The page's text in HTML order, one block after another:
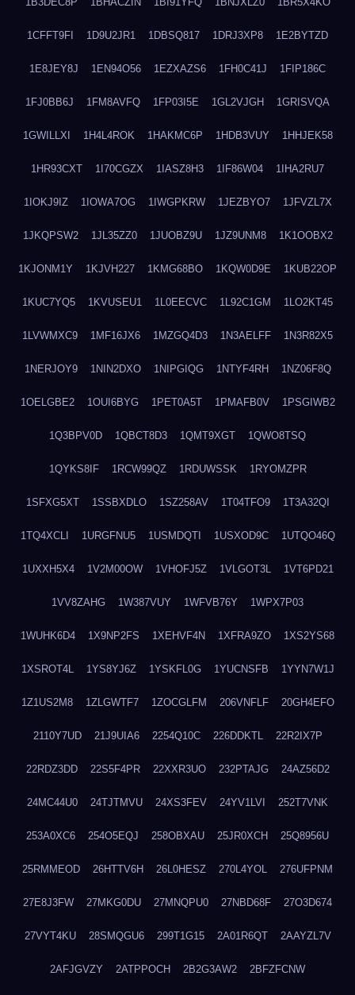
1CFFT9FI 1D9U2JR1 1DBSQ817 1DRJ3XP8 1E2BYTZD
1E8JEY8J 1EN94O56 1EZXAZS6 1FH0C41J 1FIP186C
1FJ0BB6J 1FM8AVFQ 1FP03I5E 1GL2VJGH 1GRISVQA
1GWILLXI 1H4L4ROK 1HAKMC6P 1HDB3VUY 1HHJEK58
1HR93CXT 1I70CGZX 1IASZ8H3 1IF86W04 1IHA2RU7
1IOKJ9IZ 1IOWA7OG 1IWGPKRW 1JEZBYO7 1JFVZL7X
1JKQPSW2 1JL35ZZ0 1JUOBZ9U 1JZ9UNM8 1K1OOBX2
1KJONM1Y 1KJVH227 1KMG68BO 1KQW0D9E 1KUB22OP
1KUC7YQ5 1KVUSEU1 1L0EECVC 1L92C1GM 1LO2KT45
1LVWMXC9 1MF16JX6 1MZGQ4D3 1N3AELFF 1N3R82X5
1NERJOY9 1NIN2DXO 1NIPGIQG 1NTYF4RH 1NZ06F8Q
1OELGBE2 1OUI6BYG 1PET0A5T 1PMAFB0V 1PSGIWB2
1Q3BPV0D 1QBCT8D3 1QMT9XGT 1QWO8TSQ
1QYKS8IF 1RCW99QZ 1RDUWSSK 1RYOMZPR
1SFXG5XT 1SSBXDLO 1SZ258AV 1T04TFO9 1T3A32QI
1TQ4XCLI 1URGFNU5 1USMDQTI 1USXOD9C 1UTQO46Q
1UXXH5X4 1V2M00OW 1VHOFJ5Z 1VLGOT3L 1VT6PD21
1VV8ZAHG 1W387VUY 1WFVB76Y 1WPX7P03
1WUHK6D4 1X9NP2FS 1XEHVF4N 1XFRA9ZO 1XS2YS68
1XSROT4L 1YS8YJ6Z 1YSKFL0G 1YUCNSFB 1YYN7W1J
1Z1US2M8 1ZLGWTF7 1ZOCGLFM 206VNFLF 20GH4EFO
2110Y7UD 21J9UIA6 2254Q10C 226DDKTL 22R2IX7P
22RDZ3DD 22S5F4PR 22XXR3UO 232PTAJG 24AZ56D2
24MC44U0 24TJTMVU 24XS3FEV 24YV1LVI 252T7VNK
253A0XC6 254O5EQJ 258OBXAU 25JR0XCH 25Q8956U
25RMMEOD 26HTTV6H 26L0HESZ 270L4YOL 276UFPNM
27E8J3FW 27MKG0DU 27MNQPU0 27NBD68F 27O3D674
27VYT4KU 28SMQGU6 299T1G15 2A01R6QT 2AAYZL7V
2AFJGVZY 2ATPPOCH 2B2G3AW2 2BFZFCNW